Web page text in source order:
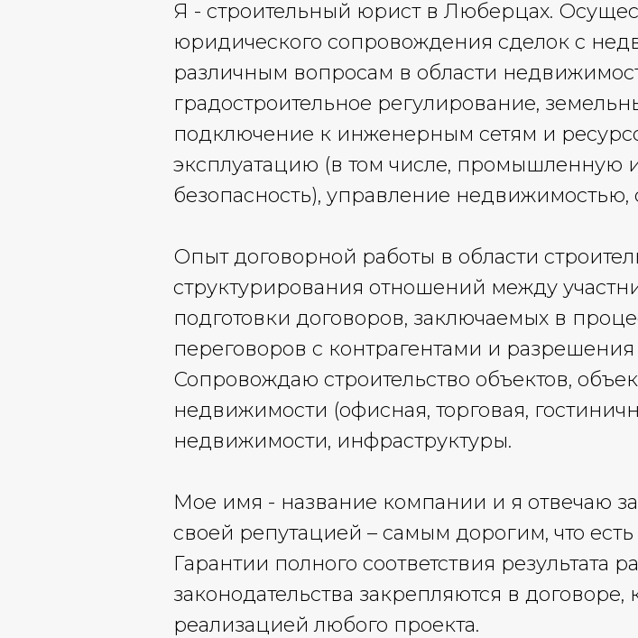
Я - строительный юрист в Люберцах.
юридического сопровождения сделок с
различным вопросам в области
градостроительное регулирование,
подключение к инженерным сетям и
эксплуатацию (в том числе, промышленную
безопасность), управление недвижимостью,
Опыт договорной работы в области
структурирования отношений между
подготовки договоров, заключаемых в
переговоров с контрагентами и
Сопровождаю строительство объектов,
недвижимости (офисная, торговая,
недвижимости, инфраструктуры.
Мое имя - название компании и я отвечаю
своей репутацией – самым дорогим, что
Гарантии полного соответствия результата
законодательства закрепляются в
реализацией любого проекта.